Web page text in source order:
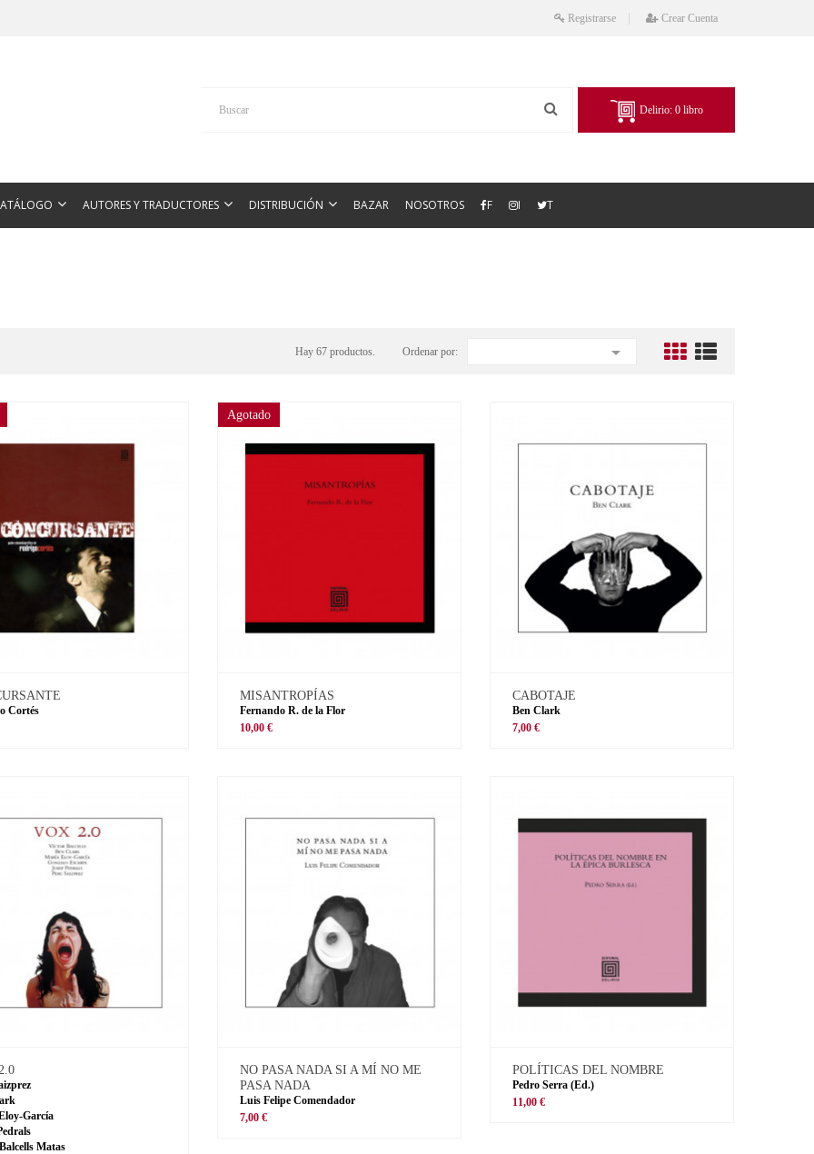
Registrarse Crear Cuenta
Delirio: 0 libro
AUTORES Y TRADUCTORES DISTRIBUCIÓN BAZAR NOSOTROS F I T
Hay 67 productos. Ordenar por: 
Cortés
Agotado
MISANTROPÍAS
Fernando R. de la Flor
10,00 €
CABOTAJE
Ben Clark
7,00 €
García
Matas
NO PASA NADA SI A MÍ NO ME
PASA NADA
Luis Felipe Comendador
7,00 €
POLÍTICAS DEL NOMBRE
Pedro Serra (Ed.)
11,00 €